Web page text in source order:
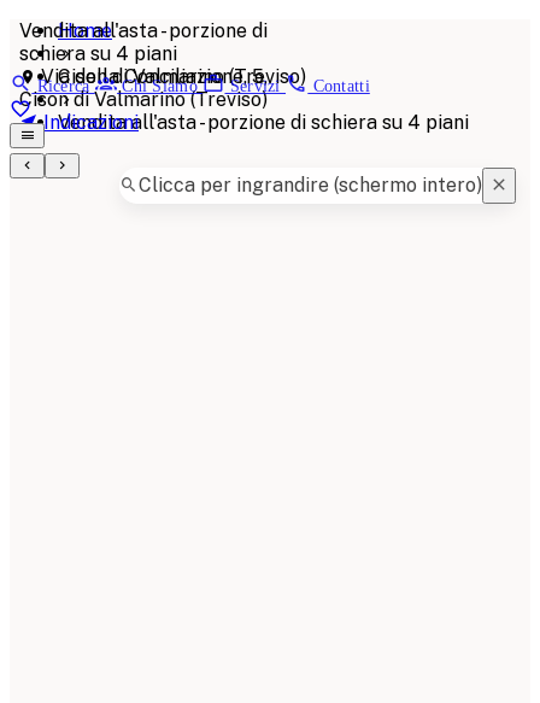
Ricerca Chi Siamo Servizi Contatti
Home
Cison di Valmarino (Treviso)
Vendita all'asta - porzione di schiera su 4 piani
Clicca per ingrandire (schermo intero)
Vendita all'asta - porzione di
schiera su 4 piani
Via della Conciliazione, 5,
Cison di Valmarino (Treviso)
Indicazioni